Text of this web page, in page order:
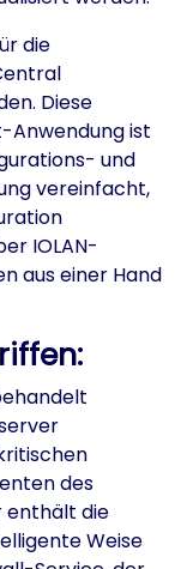
die
Diese
ist
und
vereinfacht,
IOLAN-
aus einer Hand
des
enthält die
Weise